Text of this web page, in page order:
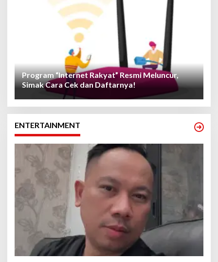
Program “Internet Rakyat” Resmi Meluncur,
Simak Cara Cek dan Daftarnya!
ENTERTAINMENT